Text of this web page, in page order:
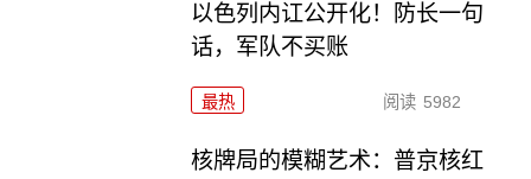
以色列内讧公开化！防长一句
话，军队不买账
最热 阅读 5982
核牌局的模糊艺术：普京核红